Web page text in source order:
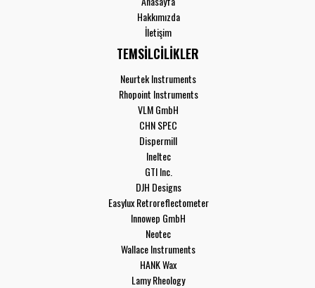
Hakkımızda
İletişim
TEMSİLCİLİKLER
Neurtek Instruments
Rhopoint Instruments
VLM GmbH
CHN SPEC
Dispermill
Ineltec
GTI Inc.
DJH Designs
Easylux Retroreflectometer
Innowep GmbH
Neotec
Wallace Instruments
HANK Wax
Lamy Rheology